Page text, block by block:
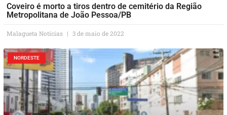
Coveiro é morto a tiros dentro de cemitério da Região
Metropolitana de João Pessoa/PB
Malagueta Notícias 3 de maio de 2022
NORDESTE